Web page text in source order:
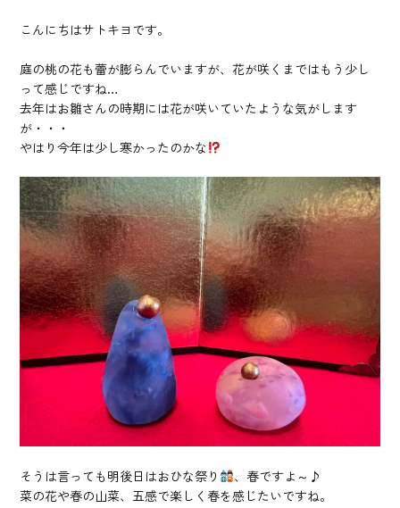
こんにちはサトキヨです。
庭の桃の花も蕾が膨らんでいますが、花が咲くまではもう少し
って感じですね…
去年はお雛さんの時期には花が咲いていたような気がします
が・・・
やはり今年は少し寒かったのかな
そうは言っても明後日はおひな祭り
、春ですよ～♪
菜の花や春の山菜、五感で楽しく春を感じたいですね。